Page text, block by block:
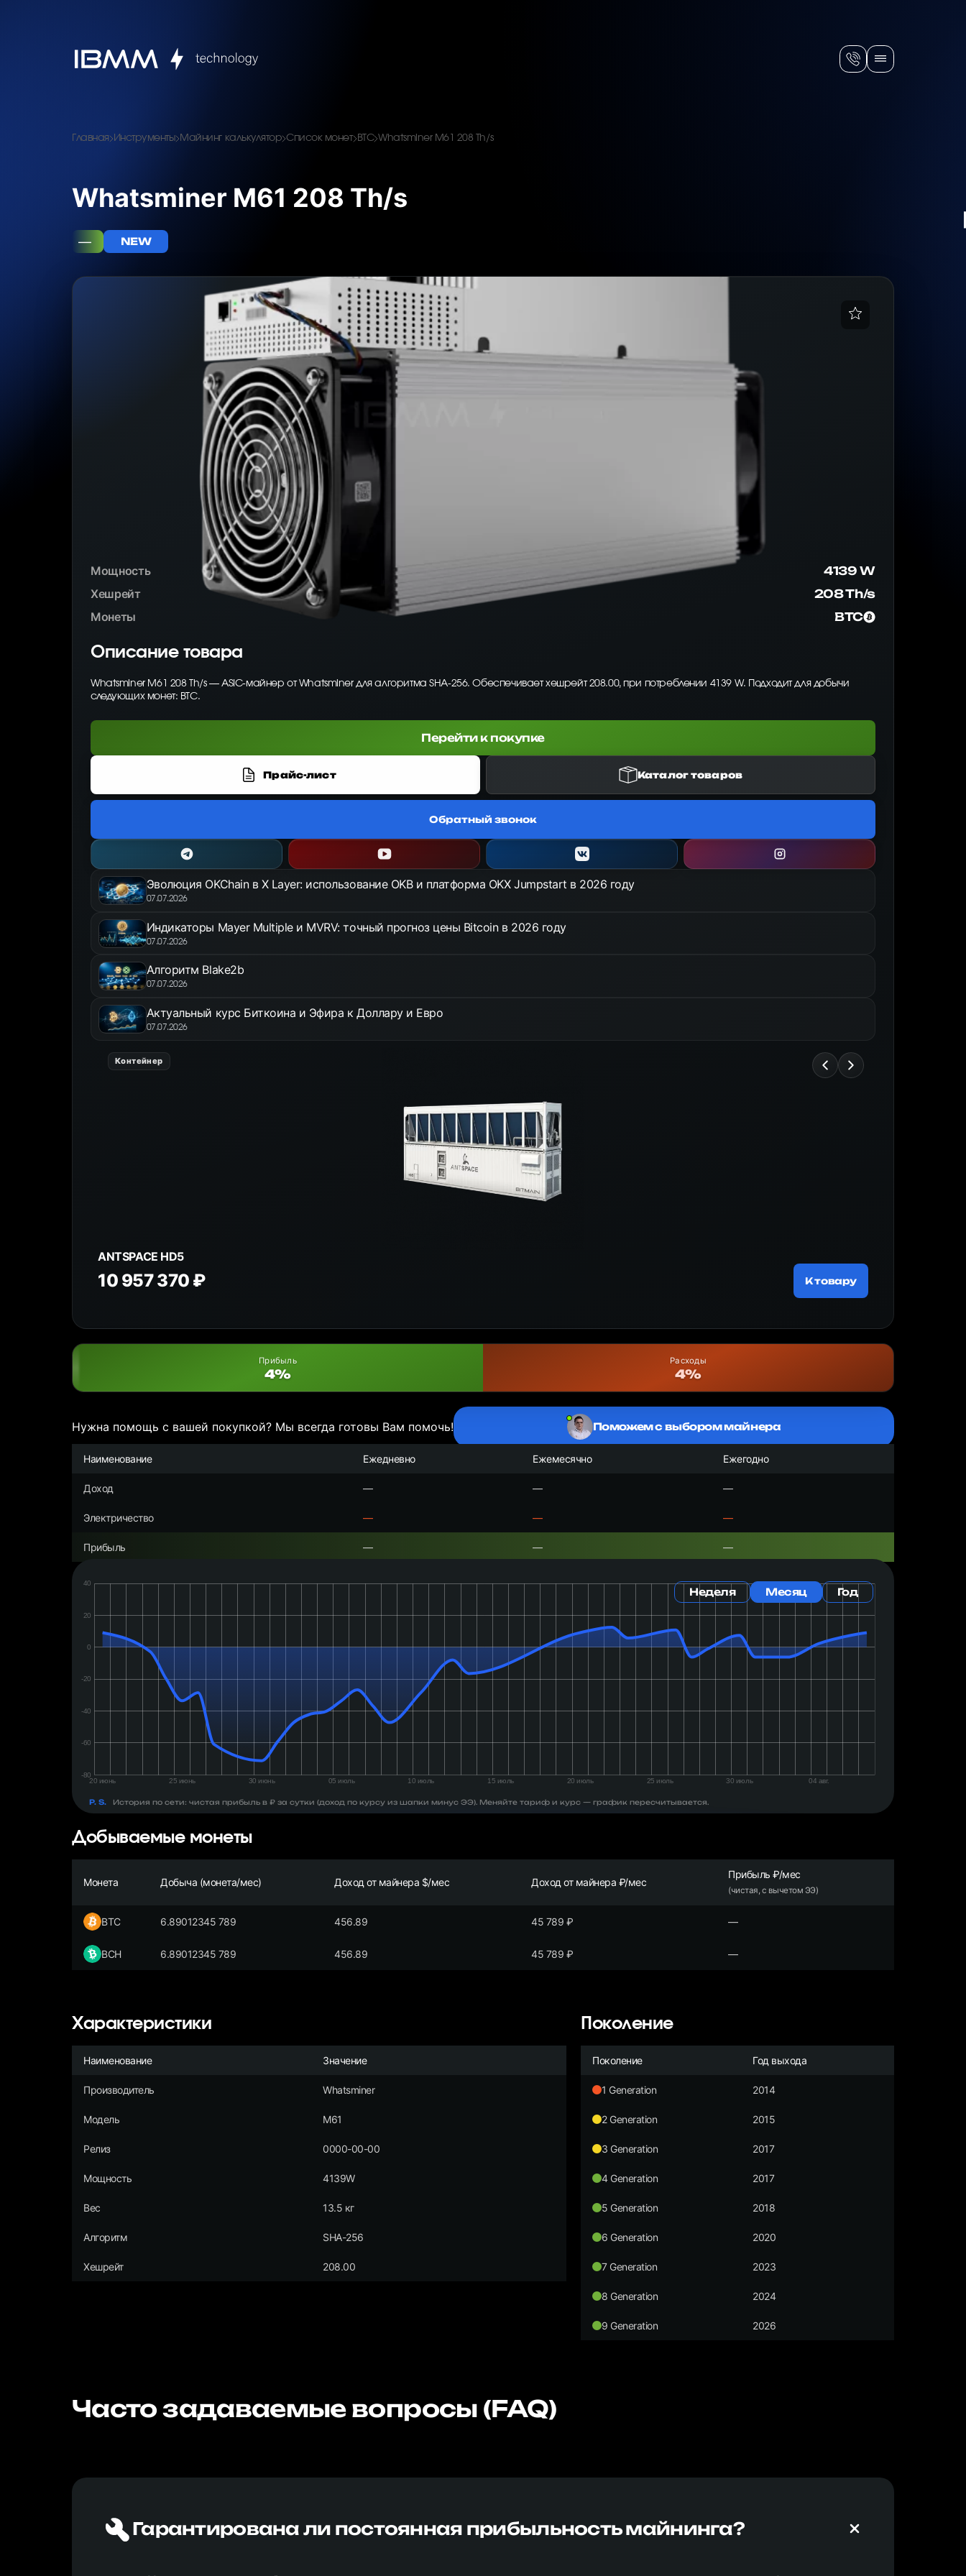
Главная Инструменты Майнинг калькулятор Список монет BTC Whatsminer M61 208 Th/s
Whatsminer M61 208 Th/s
— NEW
Мощность
4139 W
Хешрейт
208 Th/s
Монеты
BTC
Описание товара
Whatsminer M61 208 Th/s — ASIC-майнер от Whatsminer для алгоритма SHA-256. Обеспечивает хешрейт 208.00, при потреблении 4139 W. Подходит для добычи
следующих монет: BTC.
Перейти к покупке
Прайс-лист Каталог товаров
Обратный звонок
Эволюция OKChain в X Layer: использование OKB и платформа OKX Jumpstart в 2026 году
07.07.2026
Индикаторы Mayer Multiple и MVRV: точный прогноз цены Bitcoin в 2026 году
07.07.2026
Алгоритм Blake2b
07.07.2026
Актуальный курс Биткоина и Эфира к Доллару и Евро
07.07.2026
Контейнер
ANTSPACE HD5
10 957 370 ₽ К товару
Прибыль
4%
Расходы
4%
Нужна помощь с вашей покупкой? Мы всегда готовы Вам помочь! Поможем с выбором майнера
Наименование Ежедневно Ежемесячно Ежегодно
Доход — — —
Электричество — — —
Прибыль — — —
Дата:
Неделя Месяц Год
P. S. История по сети: чистая прибыль в ₽ за сутки (доход по курсу из шапки минус ЭЭ). Меняйте тариф и курс — график пересчитывается.
Добываемые монеты
Монета Добыча (монета/мес) Доход от майнера $/мес Доход от майнера ₽/мес
Прибыль ₽/мес
(чистая, с вычетом ЭЭ)
BTC 6.89012345 789 456.89 45 789 ₽ —
BCH 6.89012345 789 456.89 45 789 ₽ —
Характеристики
Наименование Значение
Производитель Whatsminer
Модель M61
Релиз 0000-00-00
Мощность 4139W
Вес 13.5 кг
Алгоритм SHA-256
Хешрейт 208.00
Поколение
Поколение Год выхода
1 Generation 2014
2 Generation 2015
3 Generation 2017
4 Generation 2017
5 Generation 2018
6 Generation 2020
7 Generation 2023
8 Generation 2024
9 Generation 2026
Часто задаваемые вопросы (FAQ)
Гарантирована ли постоянная прибыльность майнинга?